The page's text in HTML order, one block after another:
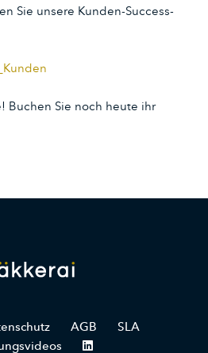
Sie unsere Kunden-Success-
Buchen Sie noch heute ihr
AGB
SLA